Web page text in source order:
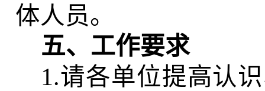
体人员。
五、 工作要求
1.请各单位提高认